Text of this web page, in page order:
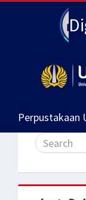
Perpustakaan